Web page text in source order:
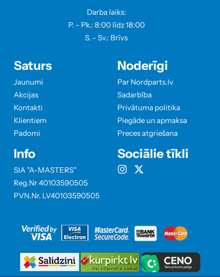
Darba laiks:
P. - Pk.: 8:00 līdz 18:00
S. - Sv.: Brīvs
Saturs
Jaunumi
Akcijas
Kontakti
Klientiem
Padomi
Info
SIA "A-MASTERS"
Reg.Nr 40103590505
PVN.Nr. LV40103590505
Noderīgi
Par Nordparts.lv
Sadarbība
Privātuma politika
Piegāde un apmaksa
Preces atgriešana
Sociālie tīkli